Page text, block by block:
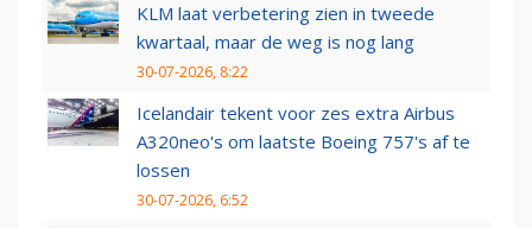
KLM laat verbetering zien in tweede
kwartaal, maar de weg is nog lang
30-07-2026, 8:22
Icelandair tekent voor zes extra Airbus
A320neo's om laatste Boeing 757's af te
lossen
30-07-2026, 6:52